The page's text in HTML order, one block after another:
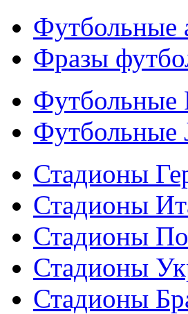
Футбольные
Фразы
Футбольные
Футбольные
Стадионы
Стадионы
Стадионы
Стадионы
Стадионы